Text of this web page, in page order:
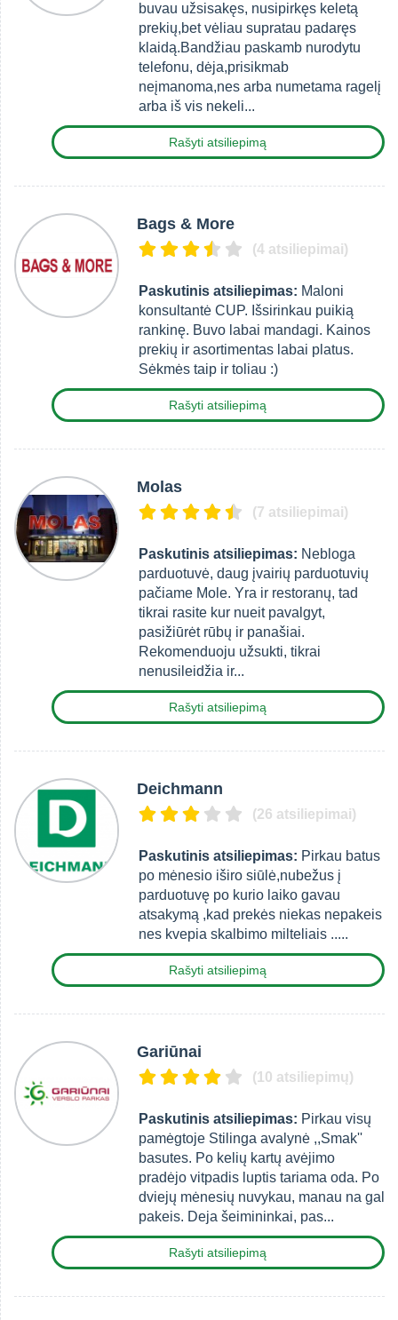
buvau užsisakęs, nusipirkęs keletą
prekių,bet vėliau supratau padaręs
klaidą.Bandžiau paskamb nurodytu
telefonu, dėja,prisikmab
neįmanoma,nes arba numetama ragelį
arba iš vis nekeli...
Rašyti atsiliepimą
Bags & More
(4 atsiliepimai)
Paskutinis atsiliepimas: Maloni
konsultantė CUP. Išsirinkau puikią
rankinę. Buvo labai mandagi. Kainos
prekių ir asortimentas labai platus.
Sėkmės taip ir toliau :)
Rašyti atsiliepimą
Molas
(7 atsiliepimai)
Paskutinis atsiliepimas: Nebloga
parduotuvė, daug įvairių parduotuvių
pačiame Mole. Yra ir restoranų, tad
tikrai rasite kur nueit pavalgyt,
pasižiūrėt rūbų ir panašiai.
Rekomenduoju užsukti, tikrai
nenusileidžia ir...
Rašyti atsiliepimą
Deichmann
(26 atsiliepimai)
Paskutinis atsiliepimas: Pirkau batus
po mėnesio iširo siūlė,nubežus į
parduotuvę po kurio laiko gavau
atsakymą ,kad prekės niekas nepakeis
nes kvepia skalbimo milteliais .....
Rašyti atsiliepimą
Gariūnai
(10 atsiliepimų)
Paskutinis atsiliepimas: Pirkau visų
pamėgtoje Stilinga avalynė ,,Smak''
basutes. Po kelių kartų avėjimo
pradėjo vitpadis luptis tariama oda. Po
dviejų mėnesių nuvykau, manau na gal
pakeis. Deja šeimininkai, pas...
Rašyti atsiliepimą